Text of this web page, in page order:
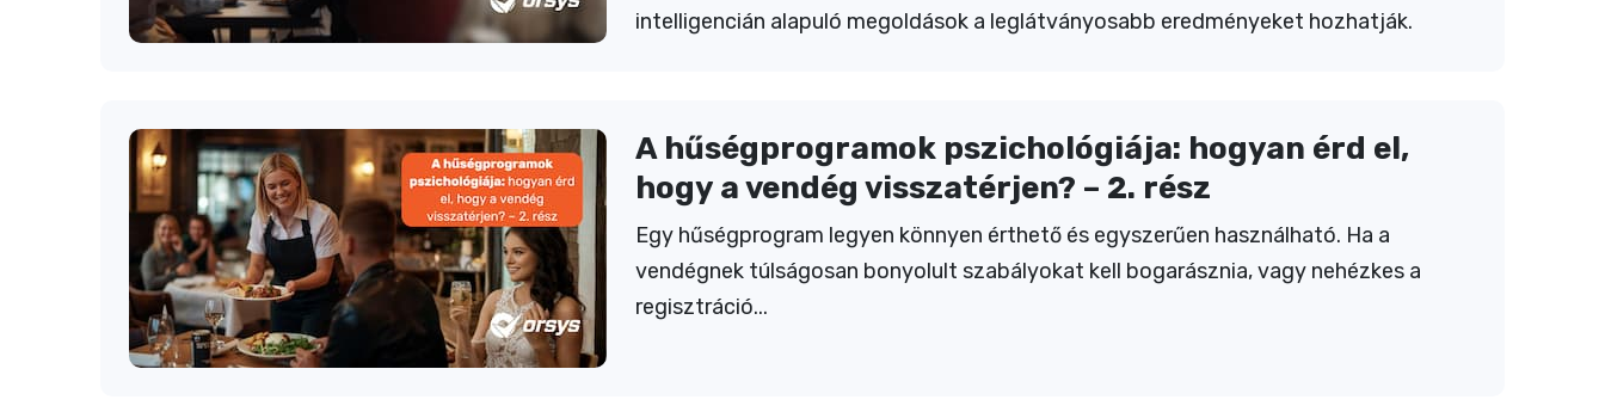
intelligencián alapuló megoldások a leglátványosabb eredményeket hozhatják.
A hűségprogramok pszichológiája: hogyan érd el,
hogy a vendég visszatérjen? – 2. rész
Egy hűségprogram legyen könnyen érthető és egyszerűen használható. Ha a
vendégnek túlságosan bonyolult szabályokat kell bogarásznia, vagy nehézkes a
regisztráció...